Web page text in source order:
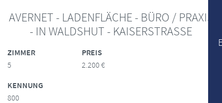
AVERNET - LADENFLÄCHE - BÜRO / PRAXIS
- IN WALDSHUT - KAISERSTRASSE
ZIMMER
5
PREIS
2.200 €
KENNUNG
800